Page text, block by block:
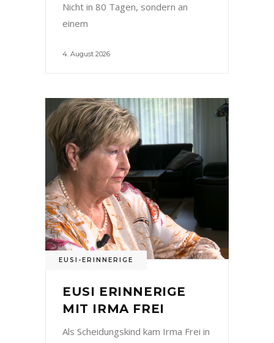
Nicht in 80 Tagen, sondern an
einem
4. August 2026
EUSI-ERINNERIGE
EUSI ERINNERIGE
MIT IRMA FREI
Als Scheidungskind kam Irma Frei in